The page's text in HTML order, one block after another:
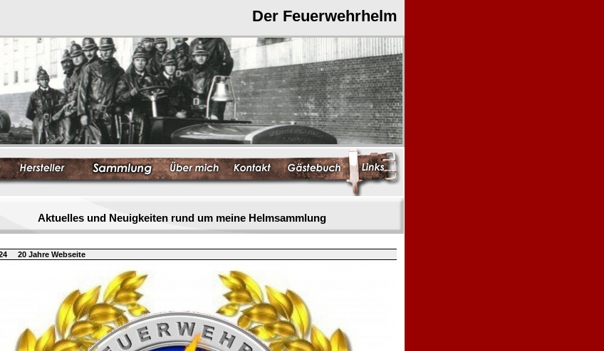
Der Feuerwehrhelm
Aktuelles und Neuigkeiten rund um meine Helmsammlung
20 Jahre Webseite